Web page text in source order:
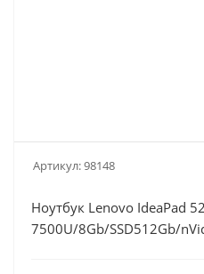
Артикул:98148
Ноутбук Lenovo IdeaPad
7500U/8Gb/SSD512Gb/